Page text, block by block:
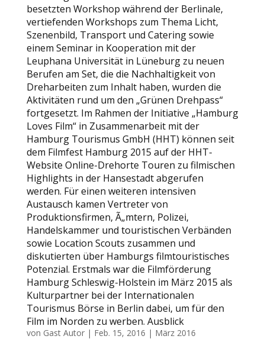
besetzten Workshop während der Berlinale,
vertiefenden Workshops zum Thema Licht,
Szenenbild, Transport und Catering sowie
einem Seminar in Kooperation mit der
Leuphana Universität in Lüneburg zu neuen
Berufen am Set, die die Nachhaltigkeit von
Dreharbeiten zum Inhalt haben, wurden die
Aktivitäten rund um den „Grünen Drehpass“
fortgesetzt. Im Rahmen der Initiative „Hamburg
Loves Film“ in Zusammenarbeit mit der
Hamburg Tourismus GmbH (HHT) können seit
dem Filmfest Hamburg 2015 auf der HHT-
Website Online-Drehorte Touren zu filmischen
Highlights in der Hansestadt abgerufen
werden. Für einen weiteren intensiven
Austausch kamen Vertreter von
Produktionsfirmen, Ã„mtern, Polizei,
Handelskammer und touristischen Verbänden
sowie Location Scouts zusammen und
diskutierten über Hamburgs filmtouristisches
Potenzial. Erstmals war die Filmförderung
Hamburg Schleswig-Holstein im März 2015 als
Kulturpartner bei der Internationalen
Tourismus Börse in Berlin dabei, um für den
Film im Norden zu werben. Ausblick
von Gast Autor| Feb. 15, 2016 | März 2016